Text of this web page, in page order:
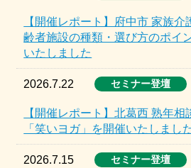
【開催レポート】府中市 家族
齢者施設の種類・選び方のポイ
いたしました
2026.7.22 セミナー登壇
【開催レポート】北葛西 熟年相
「笑いヨガ」を開催いたしまし
2026.7.15 セミナー登壇